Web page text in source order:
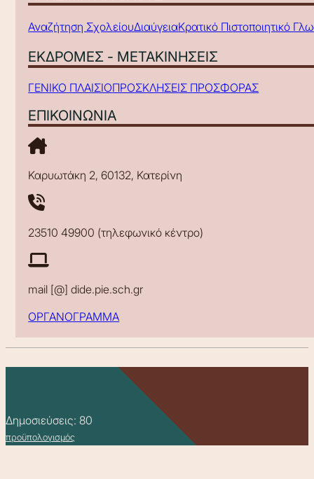
Αναζήτηση ΣχολείουΔιαύγειαΚρατικό Πιστοποιητικό
ΕΚΔΡΟΜΕΣ - ΜΕΤΑΚΙΝΗΣΕΙΣ
ΓΕΝΙΚΟ ΠΛΑΙΣΙΟΠΡΟΣΚΛΗΣΕΙΣ ΠΡΟΣΦΟΡΑΣ
ΕΠΙΚΟΙΝΩΝΙΑ
Καρυωτάκη 2, 60132, Κατερίνη
23510 49900 (τηλεφωνικό κέντρο)
mail [@] dide.pie.sch.gr
ΟΡΓΑΝΟΓΡΑΜΜΑ
Δημοσιεύσεις: 80
προϋπολογισμός